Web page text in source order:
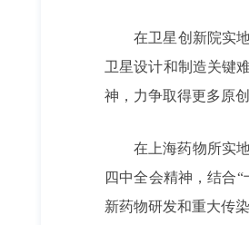
在卫星创新院实
卫星设计和制造关键
神，力争取得更多原
在上海药物所实
四中全会精神，结合
新药物研发和重大传